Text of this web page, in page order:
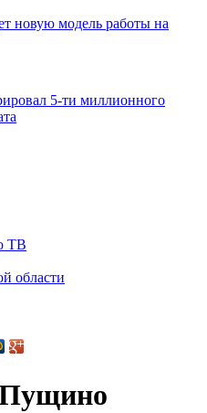
новую модель работы на
5-ти миллионного
ТВ
области